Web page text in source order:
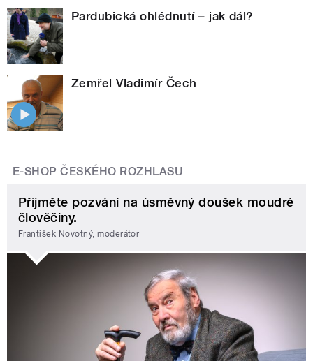
Pardubická ohlédnutí – jak dál?
Zemřel Vladimír Čech
E-SHOP ČESKÉHO ROZHLASU
Přijměte pozvání na úsměvný doušek moudré
člověčiny.
František Novotný, moderátor